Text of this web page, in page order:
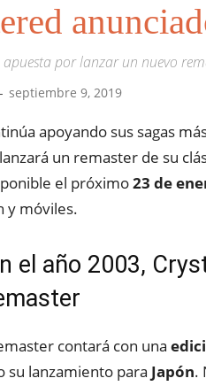
por lanzar un nuevo
- septiembre 9, 2019
apoyando sus sagas
un remaster de su
el próximo23 de
y móviles.
el año 2003,
contará con una
su lanzamiento para Japón.